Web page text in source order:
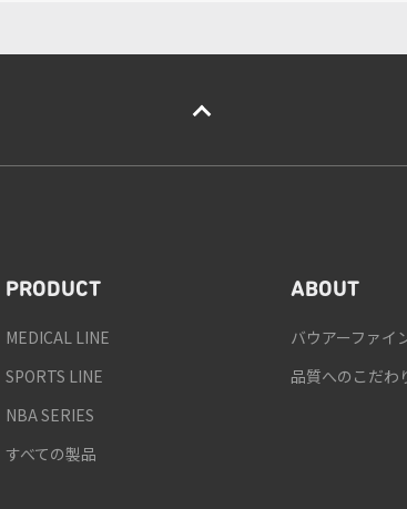
PRODUCT
MEDICAL LINE
SPORTS LINE
NBA SERIES
すべての製品
ABOUT
バウアーファイ
品質へのこだわ